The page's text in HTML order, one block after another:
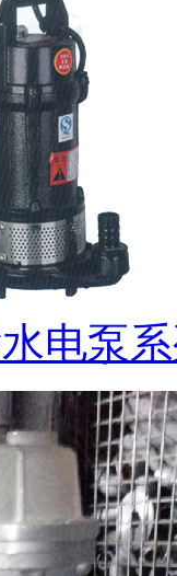
电泵